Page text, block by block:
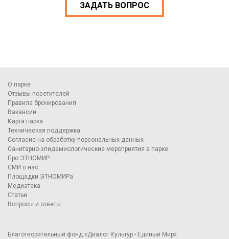
ЗАДАТЬ ВОПРОС
О парке
Отзывы посетителей
Правила бронирования
Вакансии
Карта парка
Техническая поддержка
Согласие на обработку персональных данных
Санитарно-эпидемиологические мероприятия в парке
Про ЭТНОМИР
СМИ о нас
Площадки ЭТНОМИРа
Медиатека
Статьи
Вопросы и ответы
Благотворительный фонд «Диалог Культур - Единый Мир»